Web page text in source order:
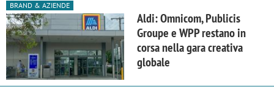
BRAND & AZIENDE
Aldi: Omnicom, Publicis
Groupe e WPP restano in
corsa nella gara creativa
globale